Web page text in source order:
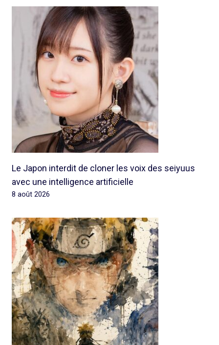
Le Japon interdit de cloner les voix des seiyuus
avec une intelligence artificielle
8 août 2026